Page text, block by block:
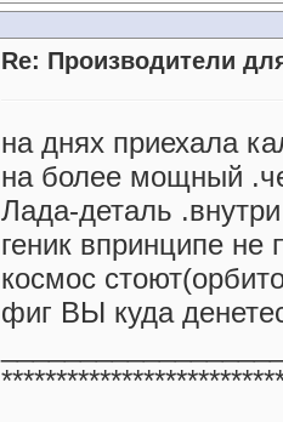
Re: Производители
на днях приехала
на более мощный
Лада-деталь
геник впринципе
космос
фиг ВЫ куда